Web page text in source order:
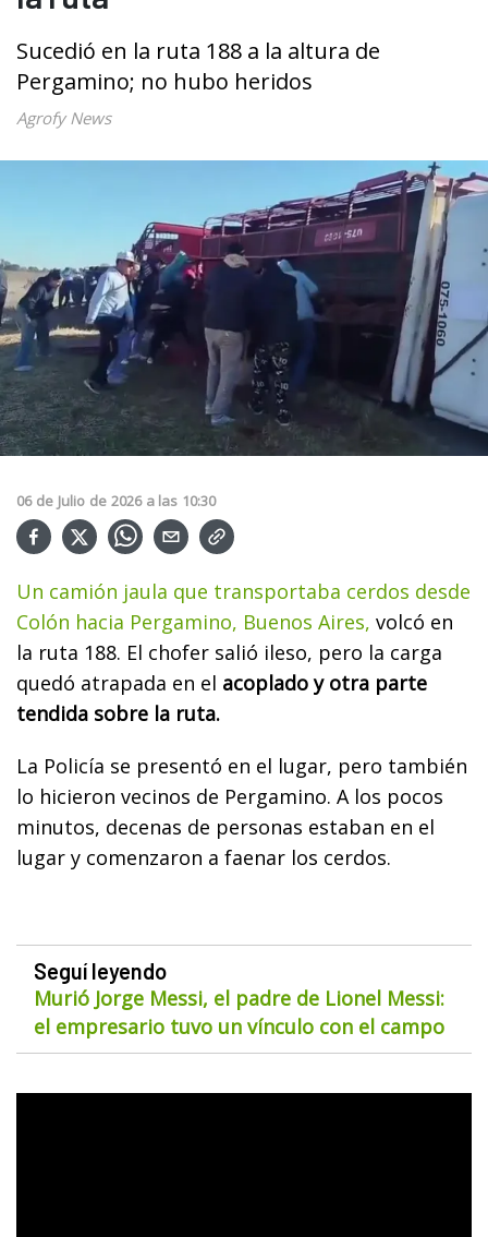
Sucedió en la ruta 188 a la altura de
Pergamino; no hubo heridos
Agrofy News
06 de Julio de 2026 a las 10:30
Un camión jaula que transportaba cerdos desde
Colón hacia Pergamino, Buenos Aires, volcó en
la ruta 188. El chofer salió ileso, pero la carga
quedó atrapada en el acoplado y otra parte
tendida sobre la ruta.
La Policía se presentó en el lugar, pero también
lo hicieron vecinos de Pergamino. A los pocos
minutos, decenas de personas estaban en el
lugar y comenzaron a faenar los cerdos.
Seguí leyendo
Murió Jorge Messi, el padre de Lionel Messi:
el empresario tuvo un vínculo con el campo